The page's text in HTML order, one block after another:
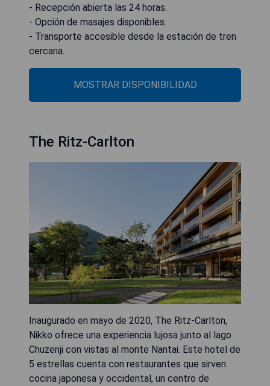
- Recepción abierta las 24 horas.
- Opción de masajes disponibles.
- Transporte accesible desde la estación de tren
cercana.
MOSTRAR DISPONIBILIDAD
The Ritz-Carlton
Inaugurado en mayo de 2020, The Ritz-Carlton,
Nikko ofrece una experiencia lujosa junto al lago
Chuzenji con vistas al monte Nantai. Este hotel de
5 estrellas cuenta con restaurantes que sirven
cocina japonesa y occidental, un centro de